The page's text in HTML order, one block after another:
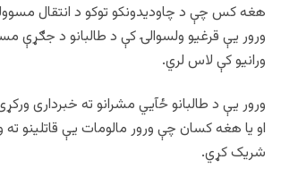
هغه کس چې د چاودیدونکو توکو د انتقال
ورور یې قرغیو ولسوالۍ کې د طالبانو د جګړې
ورانیو کې لاس لري.
ورور یې د طالبانو ځآیي مشرانو ته خبرداری
او یا هغه کسان چې ورور مالومات یې قاتلینو ته
شریک کړي.